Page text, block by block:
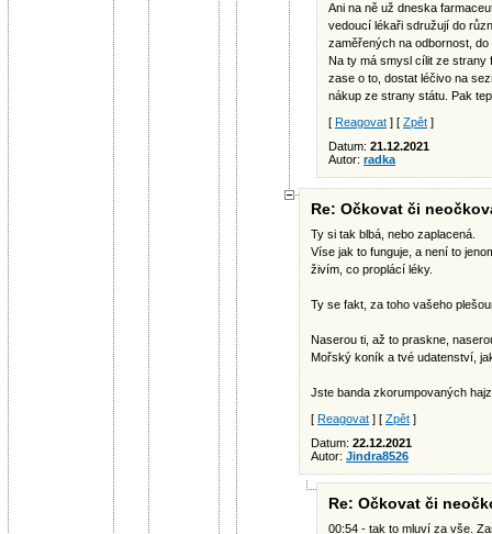
Ani na ně už dneska
vedoucí lékaři sdružují do
zaměřených na odbornost,
Na ty má smysl cílit ze strany
zase o to, dostat léčivo na
nákup ze strany státu. Pak
[ Reagovat ] [ Zpět ]
Datum: 21.12.2021
Autor: radka
Re: Očkovat či
Ty si tak blbá, nebo zaplacená.
Víse jak to funguje, a není to
živím, co proplácí léky.
Ty se fakt, za toho vašeho
Naserou ti, až to praskne,
Mořský koník a tvé udatenství,
Jste banda zkorumpovaných
[ Reagovat ] [ Zpět ]
Datum: 22.12.2021
Autor: Jindra8526
Re: Očkovat či
00:54 - tak to mluví za vše.